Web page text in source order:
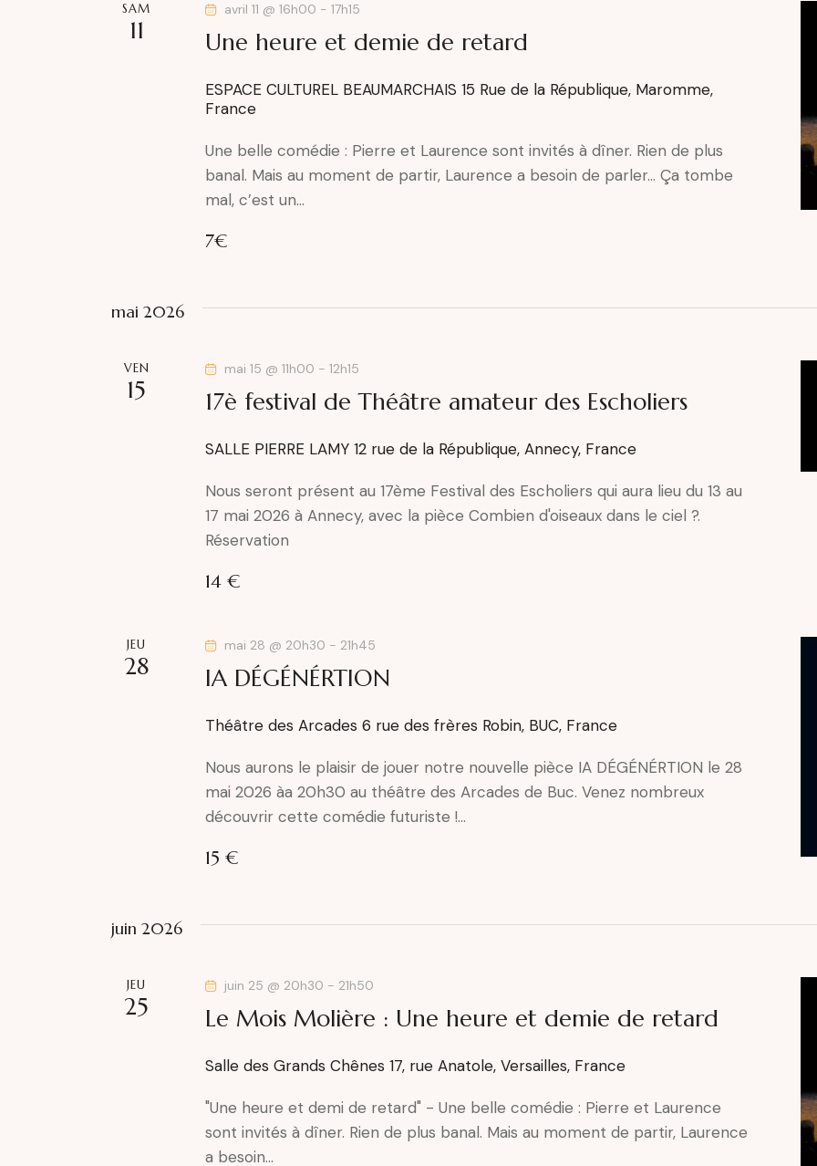
SAM
11 Une heure et demie de retard
avril 11 @ 16h00 -17h15
ESPACE CULTUREL BEAUMARCHAIS15 Rue de la République, Maromme,
France
Une belle comédie : Pierre et Laurence sont invités à dîner. Rien de plus
banal. Mais au moment de partir, Laurence a besoin de parler… Ça tombe
mal, c’est un…
7€
mai 2026
VEN
15 17è festival de Théâtre amateur des Escholiers
mai 15 @ 11h00 -12h15
SALLE PIERRE LAMY12 rue de la République, Annecy, France
Nous seront présent au 17ème Festival des Escholiers qui aura lieu du 13 au
17 mai 2026 à Annecy, avec la pièce Combien d'oiseaux dans le ciel ?.
Réservation
14 €
JEU
28 IA DÉGÉNÉRTION
mai 28 @ 20h30 - 21h45
Théâtre des Arcades6 rue des frères Robin, BUC, France
Nous aurons le plaisir de jouer notre nouvelle pièce IA DÉGÉNÉRTION le 28
mai 2026 àa 20h30 au théâtre des Arcades de Buc. Venez nombreux
découvrir cette comédie futuriste !…
15 €
juin 2026
JEU
25 Le Mois Molière : Une heure et demie de retard
juin 25 @ 20h30 - 21h50
Salle des Grands Chênes17, rue Anatole, Versailles, France
"Une heure et demi de retard" - Une belle comédie : Pierre et Laurence
sont invités à dîner. Rien de plus banal. Mais au moment de partir, Laurence
a besoin…